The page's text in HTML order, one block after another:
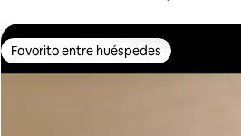
Favorito entre huéspedes
Favorito entre huéspedes